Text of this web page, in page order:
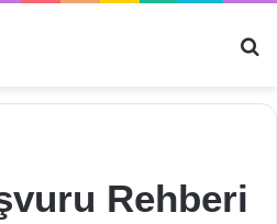
Rehberi